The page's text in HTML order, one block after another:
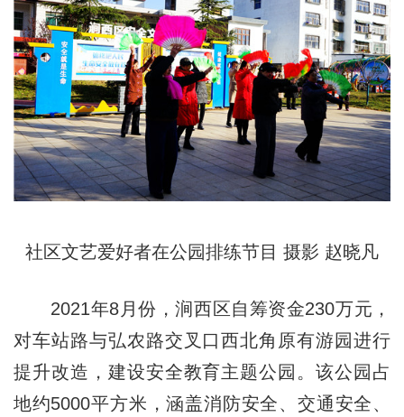
社区文艺爱好者在公园排练节目 摄影 赵晓凡
2021年8月份，涧西区自筹资金230万元，
对车站路与弘农路交叉口西北角原有游园进行
提升改造，建设安全教育主题公园。该公园占
地约5000平方米，涵盖消防安全、交通安全、